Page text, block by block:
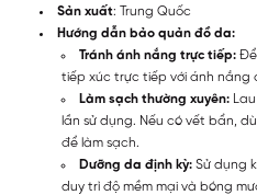
Sản xuất: Trung Quốc
Hướng dẫn bảo quản đồ da:
Tránh ánh nắng trực tiếp:
tiếp xúc trực tiếp với ánh nắng
Làm sạch thường xuyên:
lần sử dụng. Nếu có vết bẩn,
để làm sạch.
Dưỡng da định kỳ: Sử dụng
duy trì độ mềm mại và bóng